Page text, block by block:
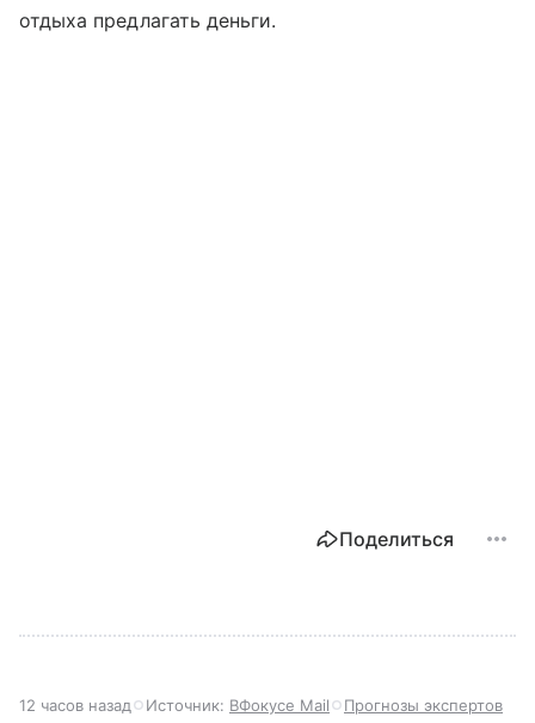
отдыха предлагать деньги.
Поделиться
12 часов назад Источник: ВФокусе Mail Прогнозы экспертов